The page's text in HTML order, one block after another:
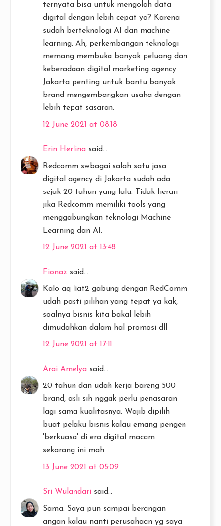
ternyata bisa untuk mengolah data
digital dengan lebih cepat ya? Karena
sudah berteknologi AI dan machine
learning. Ah, perkembangan teknologi
memang membuka banyak peluang dan
keberadaan digital marketing agency
Jakarta penting untuk bantu banyak
brand mengembangkan usaha dengan
lebih tepat sasaran.
12 June 2021 at 08:18
Erin Herlina said...
Redcomm swbagai salah satu jasa
digital agency di Jakarta sudah ada
sejak 20 tahun yang lalu. Tidak heran
jika Redcomm memiliki tools yang
menggabungkan teknologi Machine
Learning dan AI.
12 June 2021 at 13:48
Fionaz said...
Kalo aq liat2 gabung dengan RedComm
udah pasti pilihan yang tepat ya kak,
soalnya bisnis kita bakal lebih
dimudahkan dalam hal promosi dll
12 June 2021 at 17:11
Arai Amelya said...
20 tahun dan udah kerja bareng 500
brand, asli sih nggak perlu penasaran
lagi sama kualitasnya. Wajib dipilih
buat pelaku bisnis kalau emang pengen
'berkuasa' di era digital macam
sekarang ini mah
13 June 2021 at 05:09
Sri Wulandari said...
Sama. Saya pun sampai berangan
angan kalau nanti perusahaan yg saya